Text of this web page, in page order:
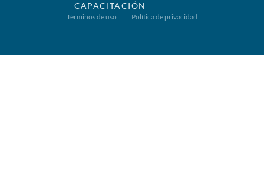
CAPACITACIÓN
Términos de uso Política de privacidad